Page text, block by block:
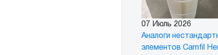
07 Июль 2026
Аналоги
элементов Camfil